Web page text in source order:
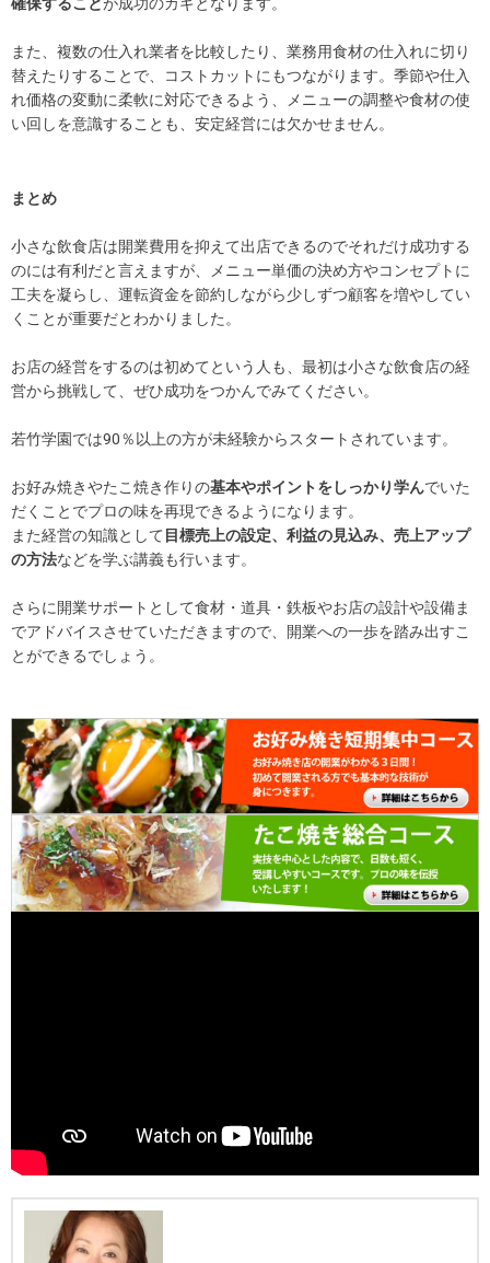
また、複数の仕入れ業者を比較したり、業務用食材の仕入れに切り
替えたりすることで、コストカットにもつながります。季節や仕入
れ価格の変動に柔軟に対応できるよう、メニューの調整や食材の使
い回しを意識することも、安定経営には欠かせません。
まとめ
小さな飲食店は開業費用を抑えて出店できるのでそれだけ成功する
のには有利だと言えますが、メニュー単価の決め方やコンセプトに
工夫を凝らし、運転資金を節約しながら少しずつ顧客を増やしてい
くことが重要だとわかりました。
お店の経営をするのは初めてという人も、最初は小さな飲食店の経
営から挑戦して、ぜひ成功をつかんでみてください。
若竹学園では90％以上の方が未経験からスタートされています。
お好み焼きやたこ焼き作りの基本やポイントをしっかり学んでいた
だくことでプロの味を再現できるようになります。
また経営の知識として 目標売上の設定、利益の見込み、売上アップ
の方法などを学ぶ講義も行います。
さらに開業サポートとして食材・道具・鉄板やお店の設計や設備ま
でアドバイスさせていただきますので、開業への一歩を踏み出すこ
とができるでしょう。